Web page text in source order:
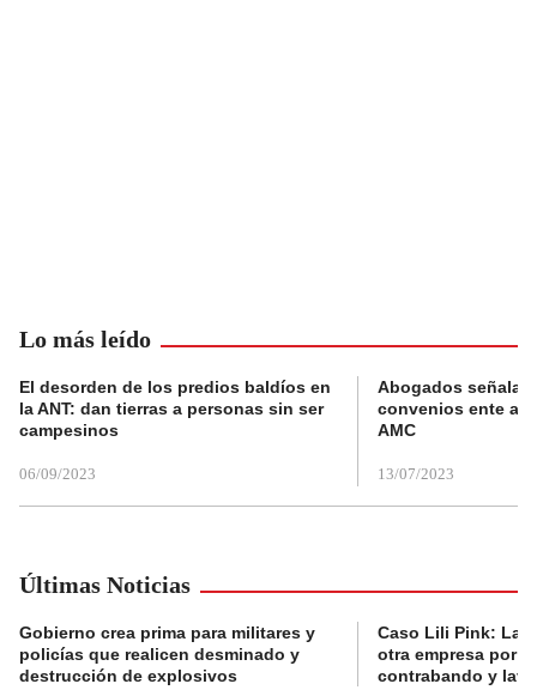
Lo más leído
El desorden de los predios baldíos en
la ANT: dan tierras a personas sin ser
campesinos
06/09/2023
Abogados
convenios ente
AMC
13/07/2023
Últimas Noticias
Gobierno crea prima para militares y
policías que realicen desminado y
destrucción de explosivos
Caso Lili Pink: La
otra empresa por
contrabando y